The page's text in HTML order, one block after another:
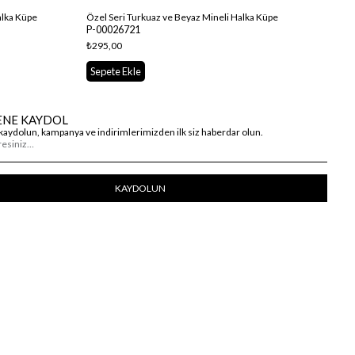
Küpe Özel Seri Turkuaz ve Beyaz Mineli Halka Küpe
P-00026721
₺295,00
Sepete Ekle
KAYDOL
kampanya ve indirimlerimizden ilk siz haberdar olun.
KAYDOLUN